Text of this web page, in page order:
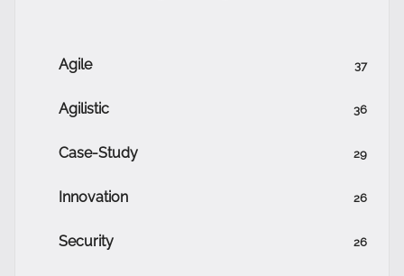
Agile 37
Agilistic 36
Case-Study 29
Innovation 26
Security 26